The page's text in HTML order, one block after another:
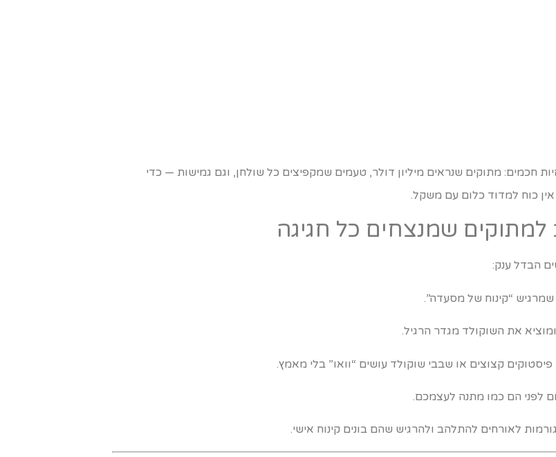
חכמים: מתוקים שנראים מיליון דולר, טעמים שמקפיצים כל שולחן, וגם גמישות — כדי
אין כוח למדוד כלום עם משקל.
הבדל ענק:
“קינוח של מסעדה”.
את השוקולד מגדר הרגיל.
קצוצים או שבבי שוקולד עושים “וואו” בלי מאמץ.
לפני הם כמו מתנה לעצמכם.
לאורחים להתלהב ולהרגיש שהם בונים קינוח אישי.